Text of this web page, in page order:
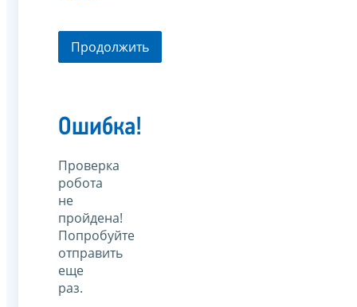
Продолжить
Ошибка!
Проверка
робота
не
пройдена!
Попробуйте
отправить
еще
раз.